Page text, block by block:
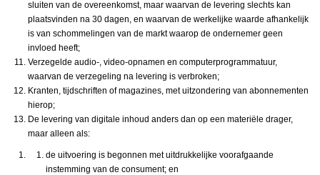
sluiten van de overeenkomst, maar waarvan de levering slechts kan
plaatsvinden na 30 dagen, en waarvan de werkelijke waarde afhankelijk
is van schommelingen van de markt waarop de ondernemer geen
invloed heeft;
Verzegelde audio-, video-opnamen en computerprogrammatuur,
waarvan de verzegeling na levering is verbroken;
Kranten, tijdschriften of magazines, met uitzondering van abonnementen
hierop;
De levering van digitale inhoud anders dan op een materiële drager,
maar alleen als:
de uitvoering is begonnen met uitdrukkelijke voorafgaande
instemming van de consument; en